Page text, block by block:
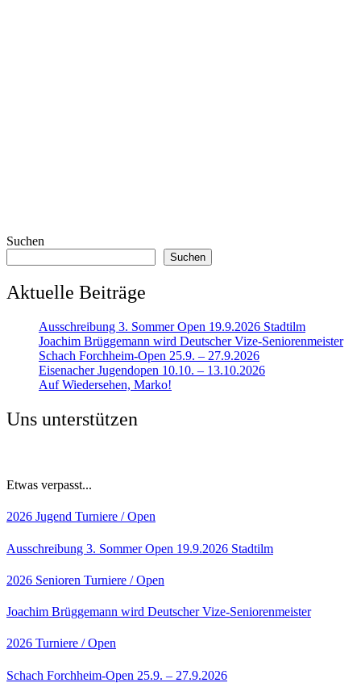
Suchen
Suchen
Aktuelle Beiträge
Ausschreibung 3. Sommer Open 19.9.2026 Stadtilm
Joachim Brüggemann wird Deutscher Vize-Seniorenmeister
Schach Forchheim-Open 25.9. – 27.9.2026
Eisenacher Jugendopen 10.10. – 13.10.2026
Auf Wiedersehen, Marko!
Uns unterstützen
Etwas verpasst...
2026 Jugend Turniere / Open
Ausschreibung 3. Sommer Open 19.9.2026 Stadtilm
2026 Senioren Turniere / Open
Joachim Brüggemann wird Deutscher Vize-Seniorenmeister
2026 Turniere / Open
Schach Forchheim-Open 25.9. – 27.9.2026